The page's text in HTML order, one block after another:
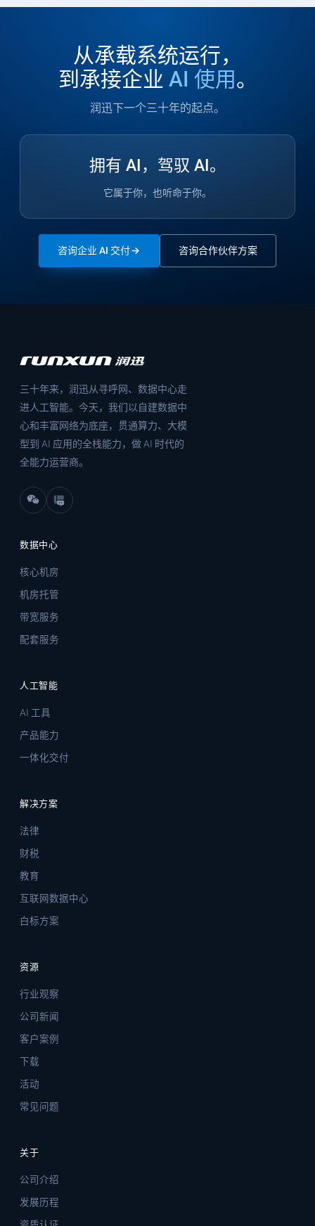
从承载系统运行，
到承接企业 AI 使用。
润迅下一个三十年的起点。
拥有 AI，驾驭 AI。
它属于你，也听命于你。
咨询企业 AI 交付 咨询合作伙伴方案
三十年来，润迅从寻呼网、数据中心走
进人工智能。今天，我们以自建数据中
心和丰富网络为底座，贯通算力、大模
型到 AI 应用的全栈能力，做 AI 时代的
全能力运营商。
数据中心
核心机房
机房托管
带宽服务
配套服务
人工智能
AI 工具
产品能力
一体化交付
解决方案
法律
财税
教育
互联网数据中心
白标方案
资源
行业观察
公司新闻
客户案例
下载
活动
常见问题
关于
公司介绍
发展历程